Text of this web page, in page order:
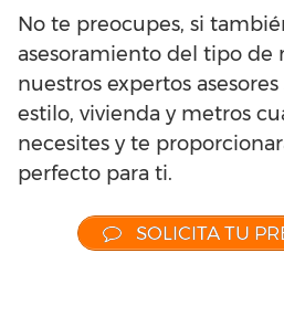
No te preocupes, si
asesoramiento del tipo de
nuestros expertos
estilo, vivienda y metros
necesites y te
perfecto para ti.
SOLICITA TU